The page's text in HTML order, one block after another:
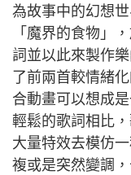
為故事中的幻想
「魔界的食物」
詞並以此來製作
了前兩首較情緒
合動畫可以想成
輕鬆的歌詞相比
大量特效去模仿
複或是突然變調